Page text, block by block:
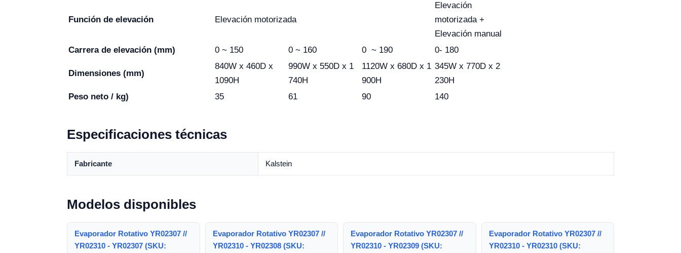
Función de elevación Elevación motorizada
Elevación
motorizada +
Elevación manual
Carrera de elevación (mm)
0 ~ 150 0 ~ 160 0 ~ 190 0- 180
Dimensiones (mm)
840W x 460D x
1090H
990W x 550D x 1
740H
1120W x 680D x 1
900H
345W x 770D x 2
230H
Peso neto / kg)
35 61 90 140
Especificaciones técnicas
Fabricante Kalstein
Modelos disponibles
Evaporador Rotativo YR02307 //
YR02310 - YR02307 (SKU:
Evaporador Rotativo YR02307 //
YR02310 - YR02308 (SKU:
Evaporador Rotativo YR02307 //
YR02310 - YR02309 (SKU:
Evaporador Rotativo YR02307 //
YR02310 - YR02310 (SKU: